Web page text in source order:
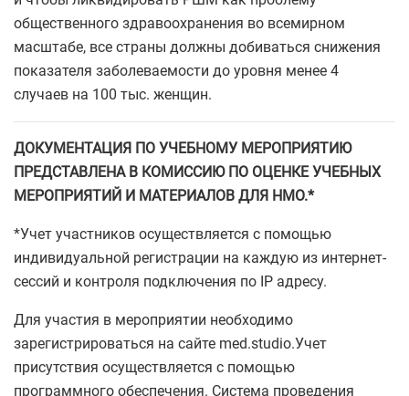
общественного здравоохранения во всемирном
масштабе, все страны должны добиваться снижения
показателя заболеваемости до уровня менее 4
случаев на 100 тыс. женщин.
ДОКУМЕНТАЦИЯ ПО УЧЕБНОМУ МЕРОПРИЯТИЮ
ПРЕДСТАВЛЕНА В КОМИССИЮ ПО ОЦЕНКЕ УЧЕБНЫХ
МЕРОПРИЯТИЙ И МАТЕРИАЛОВ ДЛЯ НМО.*
*Учет участников осуществляется с помощью
индивидуальной регистрации на каждую из интернет-
сессий и контроля подключения по IP адресу.
Для участия в мероприятии необходимо
зарегистрироваться на сайте med.studio.Учет
присутствия осуществляется с помощью
программного обеспечения. Система проведения